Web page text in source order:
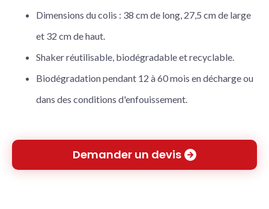
Dimensions du colis : 38 cm de long, 27,5 cm de large
et 32 cm de haut.
Shaker réutilisable, biodégradable et recyclable.
Biodégradation pendant 12 à 60 mois en décharge ou
dans des conditions d'enfouissement.
Demander un devis